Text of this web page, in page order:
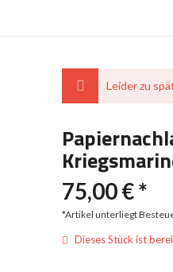
Leider zu
75,00 € *
*Artikel unterliegt
Dieses Stück ist